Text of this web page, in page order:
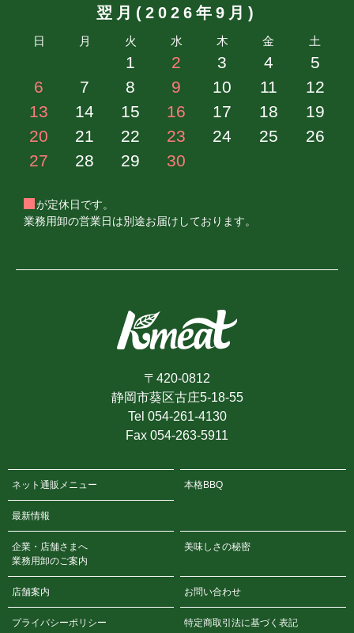
されている場合は、下記ドメインを受信可能ドメインに設定
kmeat@kmeat.co.jp
商品売り切れについて
誠に申し訳ございませんが実店舗とリアルタイムで在庫更新
は行っておりません為、 ご注文頂いた商品でも売り切れの
その場合は何卒ご了承下さい。
在庫のない商品につきましては注文から２か月以内のお届け
ヤマト運輸のクール便にて発送いたします
地域
北海道
青森・岩手・秋田
宮城・山形・福島
千葉・東京・神奈川
静岡・愛知・三重・岐阜
1,265円
翌月(2026年9月)
日 月 火 水 木 金 土
1 2 3 4
5
6
7 8 9 10 11
12
13
14 15 16 17 18
19
20
21 22 23 24 25
26
27
28 29 30
が定休日です。
業務用卸の営業日は別途お届けしております。
〒420-0812
静岡市葵区古庄5-18-55
Tel 054-261-4130
Fax 054-263-5911
ネット通販メニュー 本格BBQ
最新情報
企業・店舗さまへ
業務用卸のご案内
美味しさの秘密
店舗案内 お問い合わせ
プライバシーポリシー 特定商取引法に基づく表記